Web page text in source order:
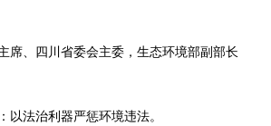
、四川省委会主委，生态环境部副部长
法治利器严惩环境违法。